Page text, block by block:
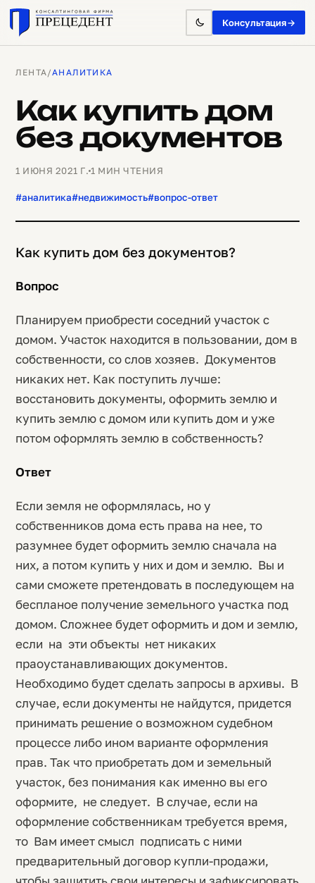
Консультация→
ЛЕНТА/АНАЛИТИКА
Как купить дом
без документов
1 ИЮНЯ 2021 Г.1 МИН ЧТЕНИЯ
#аналитика#недвижимость#вопрос-ответ
Как купить дом без документов?
Вопрос
Планируем приобрести соседний участок с
домом. Участок находится в пользовании, дом в
собственности, со слов хозяев. Документов
никаких нет. Как поступить лучше:
восстановить документы, оформить землю и
купить землю с домом или купить дом и уже
потом оформлять землю в собственность?
Ответ
Если земля не оформлялась, но у
собственников дома есть права на нее, то
разумнее будет оформить землю сначала на
них, а потом купить у них и дом и землю. Вы и
сами сможете претендовать в последующем на
беспланое получение земельного участка под
домом. Сложнее будет оформить и дом и землю,
если на эти объекты нет никаких
праоустанавливающих документов.
Необходимо будет сделать запросы в архивы. В
случае, если документы не найдутся, придется
принимать решение о возможном судебном
процессе либо ином варианте оформления
прав. Так что приобретать дом и земельный
участок, без понимания как именно вы его
оформите, не следует. В случае, если на
оформление собственникам требуется время,
то Вам имеет смысл подписать с ними
предварительный договор купли-продажи,